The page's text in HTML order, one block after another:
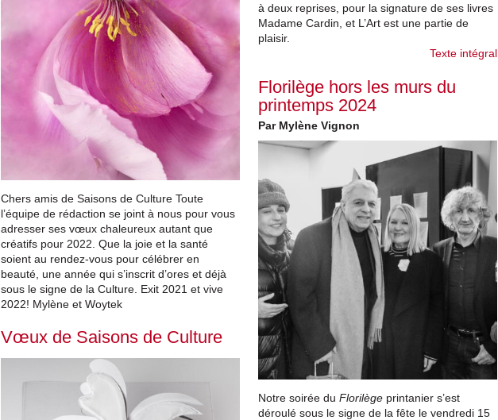
Chers amis de Saisons de Culture Toute
l’équipe de rédaction se joint à nous pour vous
adresser ses vœux chaleureux autant que
créatifs pour 2022. Que la joie et la santé
soient au rendez-vous pour célébrer en
beauté, une année qui s’inscrit d’ores et déjà
sous le signe de la Culture. Exit 2021 et vive
2022! Mylène et Woytek
à deux reprises, pour la signature de ses livres
Madame Cardin, et L’Art est une partie de
plaisir.
Texte intégral
Vœux de Saisons de Culture
Florilège hors les murs du
printemps 2024
Par Mylène Vignon
Notre soirée du Florilègeprintanier s’est
déroulé sous le signe de la fête le vendredi 15